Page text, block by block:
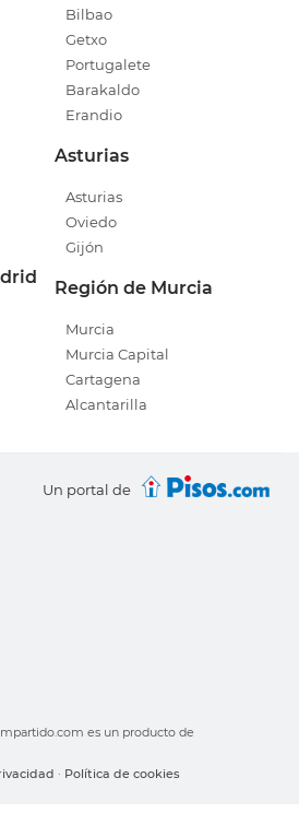
Bilbao
Getxo
Portugalete
Barakaldo
Erandio
Asturias
Asturias
Oviedo
Gijón
Región de Murcia
Murcia
Murcia Capital
Cartagena
Alcantarilla
Un portal de
es un producto de
· Política de cookies